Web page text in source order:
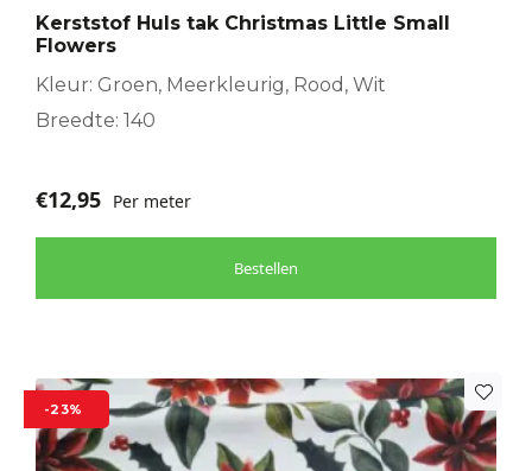
Kerststof Huls tak Christmas Little Small
Flowers
Kleur: Groen, Meerkleurig, Rood, Wit
Breedte: 140
€12,95 Per meter
Bestellen
-23%